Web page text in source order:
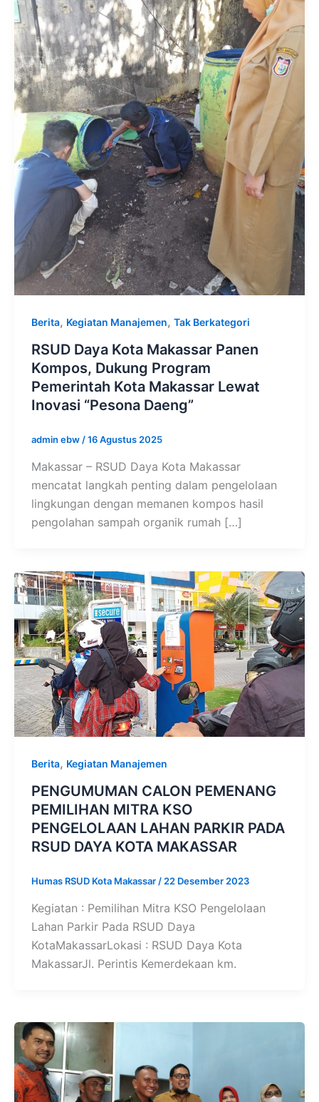
Berita, Kegiatan Manajemen, Tak Berkategori
RSUD Daya Kota Makassar Panen
Kompos, Dukung Program
Pemerintah Kota Makassar Lewat
Inovasi “Pesona Daeng”
admin ebw /16 Agustus 2025
Makassar – RSUD Daya Kota Makassar
mencatat langkah penting dalam pengelolaan
lingkungan dengan memanen kompos hasil
pengolahan sampah organik rumah […]
Berita, Kegiatan Manajemen
PENGUMUMAN CALON PEMENANG
PEMILIHAN MITRA KSO
PENGELOLAAN LAHAN PARKIR PADA
RSUD DAYA KOTA MAKASSAR
Humas RSUD Kota Makassar / 22 Desember 2023
Kegiatan : Pemilihan Mitra KSO Pengelolaan
Lahan Parkir Pada RSUD Daya
KotaMakassarLokasi : RSUD Daya Kota
MakassarJl. Perintis Kemerdekaan km.